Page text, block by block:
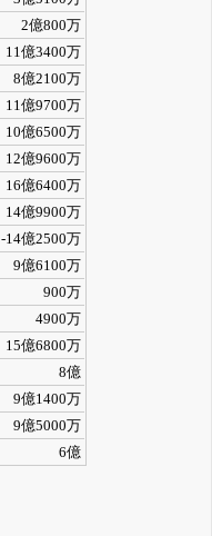
2億800万
11億3400万
8億2100万
11億9700万
10億6500万
12億9600万
16億6400万
14億9900万
-14億2500万
9億6100万
900万
4900万
15億6800万
8億
9億1400万
9億5000万
6億